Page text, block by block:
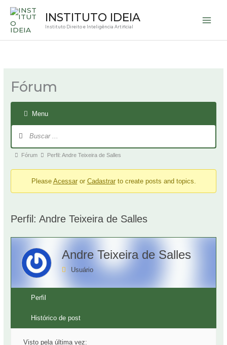
para
conteúdo
INSTITUTO IDEIA
Instituto Direito e Inteligência Artificial
Fórum
Menu
do
Você
está
aqui:Fórum Perfil: Andre Teixeira de Salles
Please Acessaror Cadastrarto create posts and topics.
Perfil: Andre Teixeira de Salles
Andre Teixeira de Salles
Usuário
Perfil
Histórico de post
Visto pela última vez: